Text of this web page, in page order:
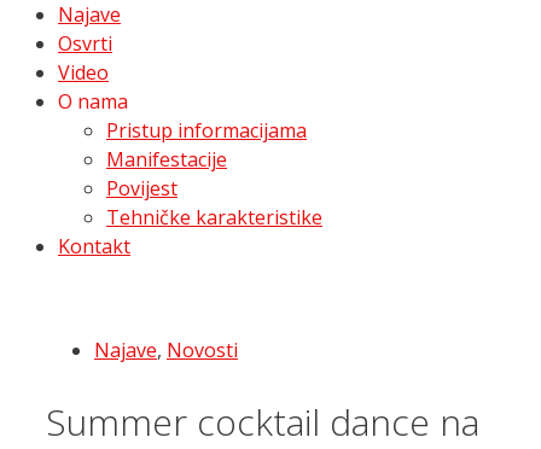
Najave
Osvrti
Video
O nama
Pristup informacijama
Manifestacije
Povijest
Tehničke karakteristike
Kontakt
Najave, Novosti
Summer cocktail dance na